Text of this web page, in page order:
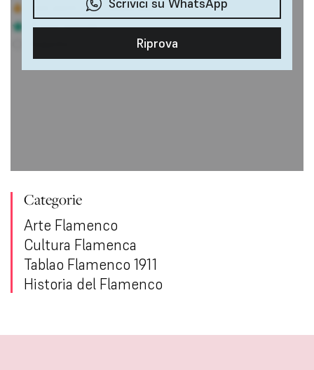
Categorie
Arte Flamenco
Cultura Flamenca
Tablao Flamenco 1911
Historia del Flamenco